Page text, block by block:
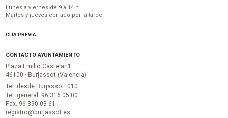
Lunes a viernes de 9 a 14 h
Martes y jueves cerrado por la tarde
CITA PREVIA
CONTACTO AYUNTAMIENTO
Plaza Emilio Castelar 1
46100 · Burjassot (Valencia)
Tel. desde Burjassot: 010
Tel. general: 96 316 05 00
Fax. 96 390 03 61
registro@burjassot.es